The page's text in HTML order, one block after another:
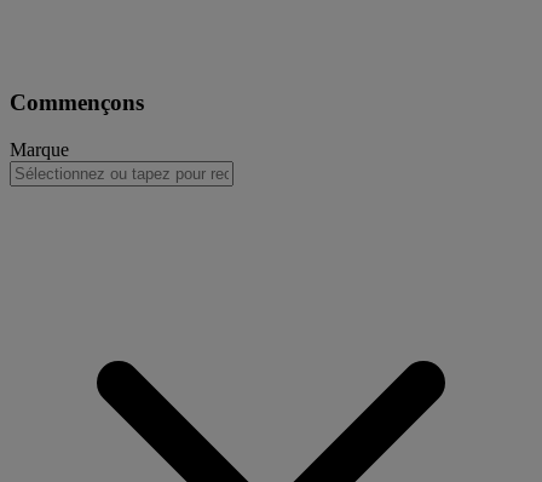
Commençons
Marque